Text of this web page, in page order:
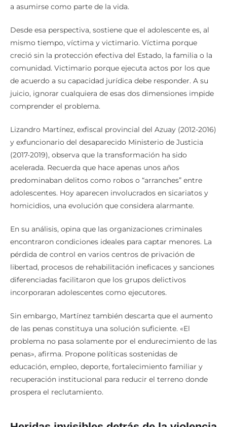
donde la violencia deja de parecer excepcional y empieza
Desde esa perspectiva, sostiene que el adolescente es, al
mismo tiempo, víctima y victimario. Víctima porque
creció sin la protección efectiva del Estado, la familia o la
comunidad. Victimario porque ejecuta actos por los que
de acuerdo a su capacidad jurídica debe responder. A su
juicio, ignorar cualquiera de esas dos dimensiones impide
Lizandro Martínez, exfiscal provincial del Azuay (2012-2016)
y exfuncionario del desaparecido Ministerio de Justicia
(2017-2019), observa que la transformación ha sido
acelerada. Recuerda que hace apenas unos años
predominaban delitos como robos o “arranches” entre
adolescentes. Hoy aparecen involucrados en sicariatos y
En su análisis, opina que las organizaciones criminales
encontraron condiciones ideales para captar menores. La
pérdida de control en varios centros de privación de
libertad, procesos de rehabilitación ineficaces y sanciones
diferenciadas facilitaron que los grupos delictivos
Sin embargo, Martínez también descarta que el aumento
de las penas constituya una solución suficiente. «El
problema no pasa solamente por el endurecimiento de las
penas», afirma. Propone políticas sostenidas de
educación, empleo, deporte, fortalecimiento familiar y
recuperación institucional para reducir el terreno donde